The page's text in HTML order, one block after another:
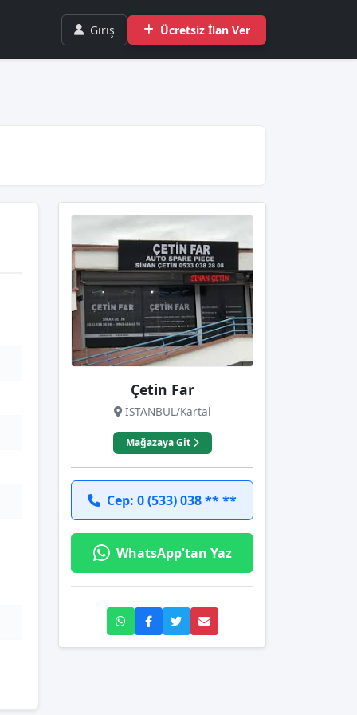
Giriş Ücretsiz İlan Ver
Çetin Far
İSTANBUL/Kartal
Mağazaya Git
Cep: 0 (533) 038 ** **
WhatsApp'tan Yaz